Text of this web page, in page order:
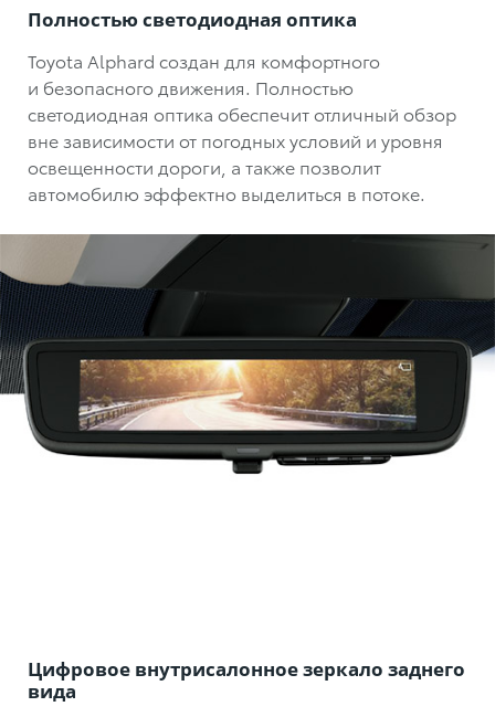
Полностью светодиодная оптика
Toyota Alphard создан для комфортного
и безопасного движения. Полностью
светодиодная оптика обеспечит отличный обзор
вне зависимости от погодных условий и уровня
освещенности дороги, а также позволит
автомобилю эффектно выделиться в потоке.
Цифровое внутрисалонное зеркало заднего
вида